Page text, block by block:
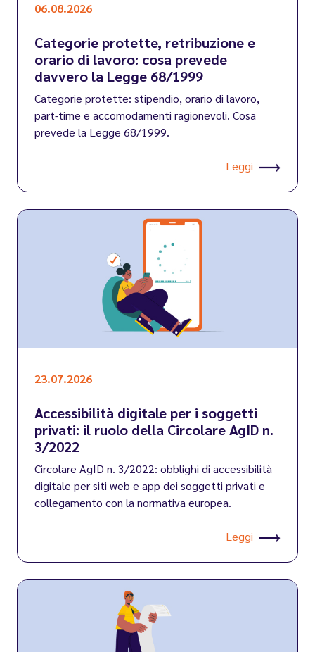
06.08.2026
Categorie protette, retribuzione e
orario di lavoro: cosa prevede
davvero la Legge 68/1999
Categorie protette: stipendio, orario di lavoro,
part-time e accomodamenti ragionevoli. Cosa
prevede la Legge 68/1999.
Leggi
23.07.2026
Accessibilità digitale per i soggetti
privati: il ruolo della Circolare AgID n.
3/2022
Circolare AgID n. 3/2022: obblighi di accessibilità
digitale per siti web e app dei soggetti privati e
collegamento con la normativa europea.
Leggi